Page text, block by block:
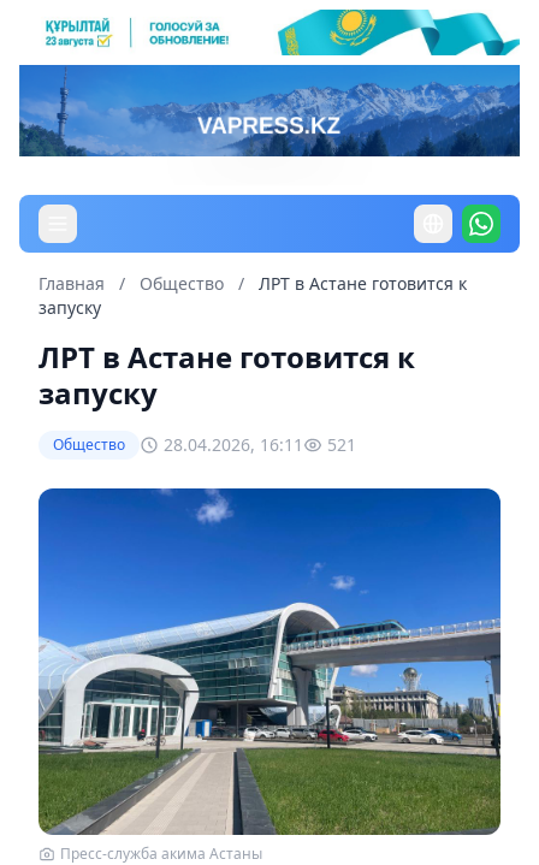
Главная / Общество /
ЛРТ в Астане готовится к
запуску
ЛРТ в Астане готовится к
запуску
Общество 28.04.2026, 16:11 521
Пресс-служба акима Астаны